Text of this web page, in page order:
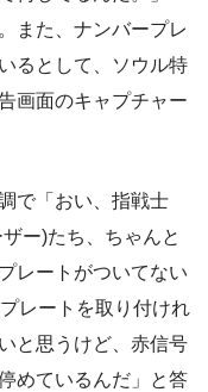
また、ナンバープレ
るとして、ソウル特
画面のキャプチャー
で「おい、指戦士
ー)たち、ちゃんと
レートがついてない
レートを取り付けれ
と思うけど、赤信号
めているんだ」と答